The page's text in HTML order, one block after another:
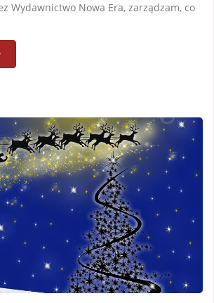
Wydawnictwo Nowa Era, zarządzam, co